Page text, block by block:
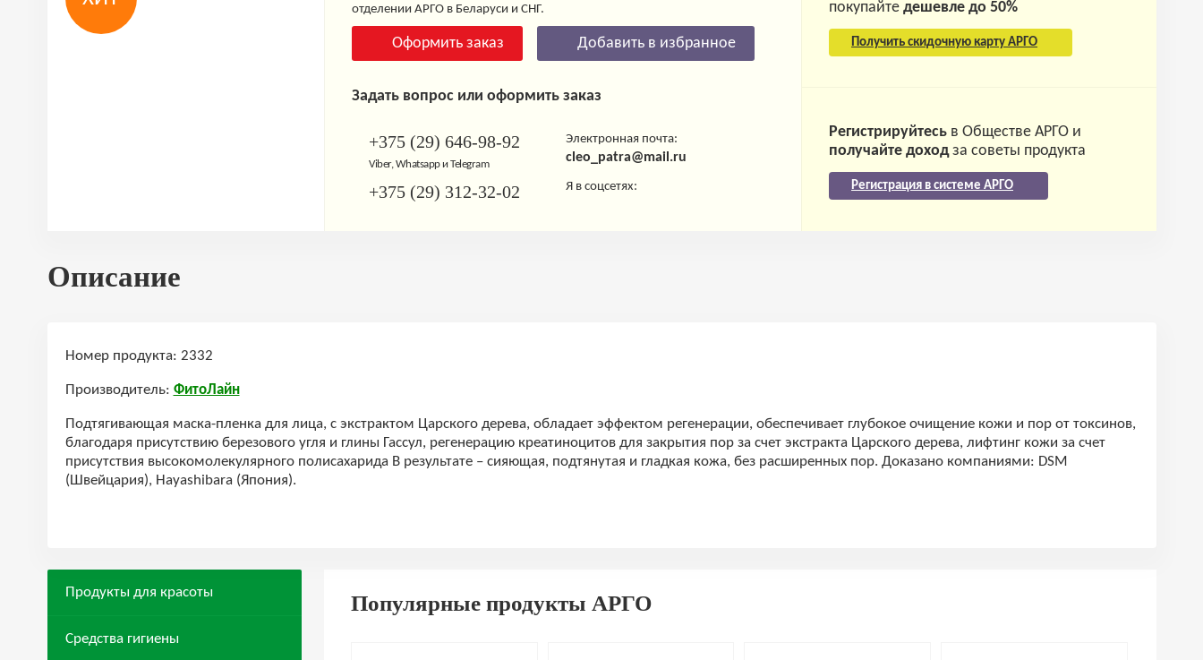
отделении АРГО в Беларуси и СНГ.
Оформить заказ Добавить в избранное
Задать вопрос или оформить заказ
+375 (29) 646-98-92
Viber, Whatsapp и Telegram
+375 (29) 312-32-02
Электронная почта:
cleo_patra@mail.ru
Я в соцсетях:
покупайтедешевле до 50%
Получить скидочную карту АРГО
Регистрируйтесь в Обществе АРГО и
получайте доходза советы продукта
Регистрация в системе АРГО
Описание
Номер продукта: 2332
Производитель: ФитоЛайн
Подтягивающая маска-пленка для лица, с экстрактом Царского дерева, обладает эффектом регенерации, обеспечивает глубокое очищение кожи и пор от токсинов,
благодаря присутствию березового угля и глины Гассул, регенерацию креатиноцитов для закрытия пор за счет экстракта Царского дерева, лифтинг кожи за счет
присутствия высокомолекулярного полисахарида В результате – сияющая, подтянутая и гладкая кожа, без расширенных пор. Доказано компаниями: DSM
(Швейцария), Hayashibara (Япония).
Продукты для красоты
Средства гигиены
Популярные продукты АРГО